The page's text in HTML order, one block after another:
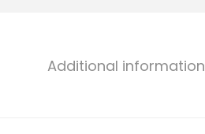
Additional information